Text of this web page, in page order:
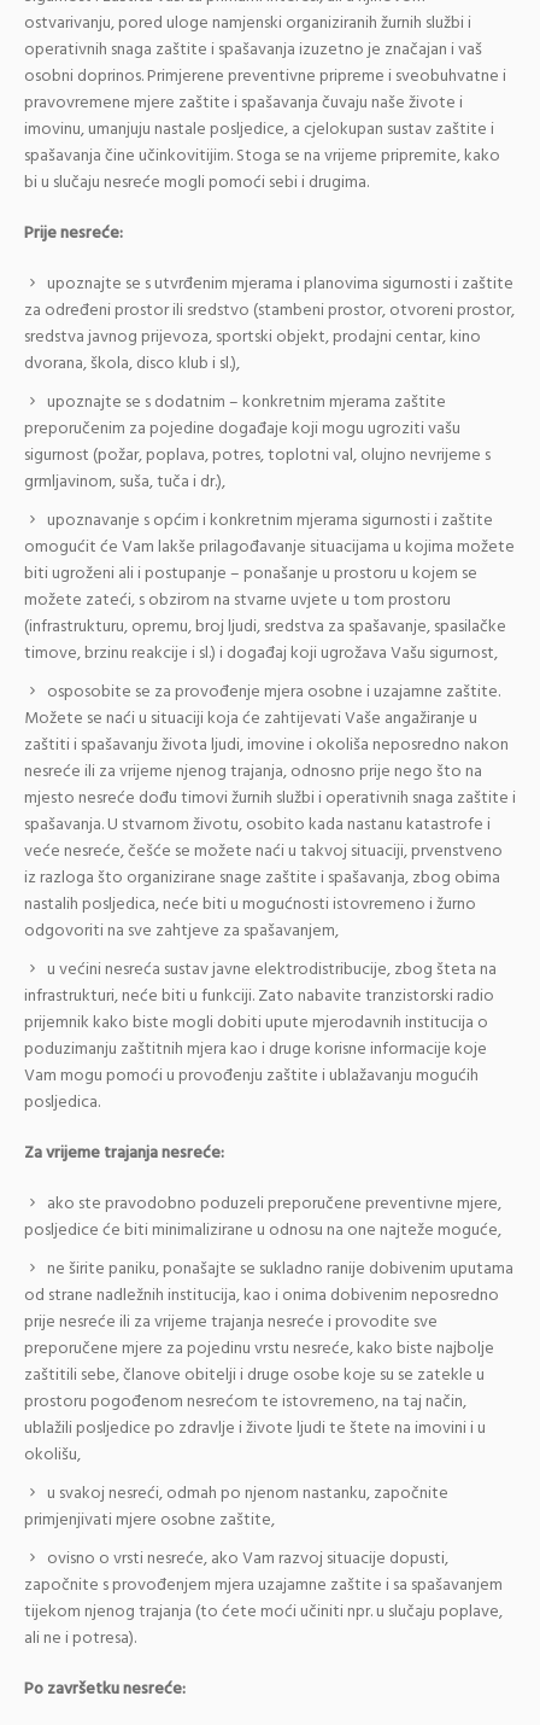
ostvarivanju, pored uloge namjenski organiziranih žurnih službi i
operativnih snaga zaštite i spašavanja izuzetno je značajan i vaš
osobni doprinos. Primjerene preventivne pripreme i sveobuhvatne i
pravovremene mjere zaštite i spašavanja čuvaju naše živote i
imovinu, umanjuju nastale posljedice, a cjelokupan sustav zaštite i
spašavanja čine učinkovitijim. Stoga se na vrijeme pripremite, kako
bi u slučaju nesreće mogli pomoći sebi i drugima.
Prije nesreće:
upoznajte se s utvrđenim mjerama i planovima sigurnosti i zaštite
za određeni prostor ili sredstvo (stambeni prostor, otvoreni prostor,
sredstva javnog prijevoza, sportski objekt, prodajni centar, kino
dvorana, škola, disco klub i sl.),
upoznajte se s dodatnim – konkretnim mjerama zaštite
preporučenim za pojedine događaje koji mogu ugroziti vašu
sigurnost (požar, poplava, potres, toplotni val, olujno nevrijeme s
grmljavinom, suša, tuča i dr.),
upoznavanje s općim i konkretnim mjerama sigurnosti i zaštite
omogućit će Vam lakše prilagođavanje situacijama u kojima možete
biti ugroženi ali i postupanje – ponašanje u prostoru u kojem se
možete zateći, s obzirom na stvarne uvjete u tom prostoru
(infrastrukturu, opremu, broj ljudi, sredstva za spašavanje, spasilačke
timove, brzinu reakcije i sl.) i događaj koji ugrožava Vašu sigurnost,
osposobite se za provođenje mjera osobne i uzajamne zaštite.
Možete se naći u situaciji koja će zahtijevati Vaše angažiranje u
zaštiti i spašavanju života ljudi, imovine i okoliša neposredno nakon
nesreće ili za vrijeme njenog trajanja, odnosno prije nego što na
mjesto nesreće dođu timovi žurnih službi i operativnih snaga zaštite i
spašavanja. U stvarnom životu, osobito kada nastanu katastrofe i
veće nesreće, češće se možete naći u takvoj situaciji, prvenstveno
iz razloga što organizirane snage zaštite i spašavanja, zbog obima
nastalih posljedica, neće biti u mogućnosti istovremeno i žurno
odgovoriti na sve zahtjeve za spašavanjem,
u većini nesreća sustav javne elektrodistribucije, zbog šteta na
infrastrukturi, neće biti u funkciji. Zato nabavite tranzistorski radio
prijemnik kako biste mogli dobiti upute mjerodavnih institucija o
poduzimanju zaštitnih mjera kao i druge korisne informacije koje
Vam mogu pomoći u provođenju zaštite i ublažavanju mogućih
posljedica.
Za vrijeme trajanja nesreće:
ako ste pravodobno poduzeli preporučene preventivne mjere,
posljedice će biti minimalizirane u odnosu na one najteže moguće,
ne širite paniku, ponašajte se sukladno ranije dobivenim uputama
od strane nadležnih institucija, kao i onima dobivenim neposredno
prije nesreće ili za vrijeme trajanja nesreće i provodite sve
preporučene mjere za pojedinu vrstu nesreće, kako biste najbolje
zaštitili sebe, članove obitelji i druge osobe koje su se zatekle u
prostoru pogođenom nesrećom te istovremeno, na taj način,
ublažili posljedice po zdravlje i živote ljudi te štete na imovini i u
okolišu,
u svakoj nesreći, odmah po njenom nastanku, započnite
primjenjivati mjere osobne zaštite,
ovisno o vrsti nesreće, ako Vam razvoj situacije dopusti,
započnite s provođenjem mjera uzajamne zaštite i sa spašavanjem
tijekom njenog trajanja (to ćete moći učiniti npr. u slučaju poplave,
ali ne i potresa).
Po završetku nesreće: